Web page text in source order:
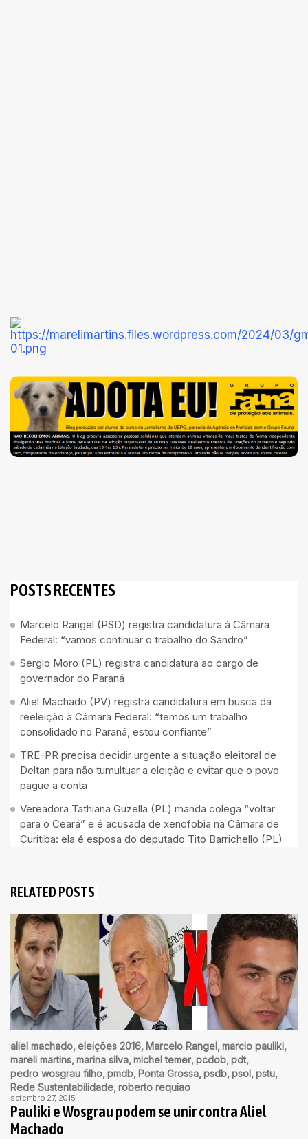
POSTS RECENTES
Marcelo Rangel (PSD) registra candidatura à Câmara
Federal: “vamos continuar o trabalho do Sandro”
Sergio Moro (PL) registra candidatura ao cargo de
governador do Paraná
Aliel Machado (PV) registra candidatura em busca da
reeleição à Câmara Federal: “temos um trabalho
consolidado no Paraná, estou confiante”
TRE-PR precisa decidir urgente a situação eleitoral de
Deltan para não tumultuar a eleição e evitar que o povo
pague a conta
Vereadora Tathiana Guzella (PL) manda colega “voltar
para o Ceará” e é acusada de xenofobia na Câmara de
Curitiba: ela é esposa do deputado Tito Barrichello (PL)
RELATED POSTS
aliel machado eleições 2016 Marcelo Rangel marcio pauliki
mareli martins marina silva michel temer pcdob pdt
pedro wosgrau filho pmdb Ponta Grossa psdb psol pstu
Rede Sustentabilidade roberto requiao
setembro 27, 2015
Pauliki e Wosgrau podem se unir contra Aliel
Machado